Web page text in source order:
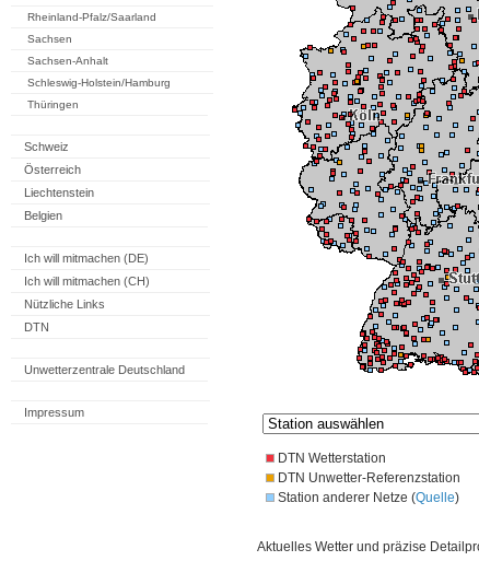
Rheinland-Pfalz/Saarland
Sachsen
Sachsen-Anhalt
Schleswig-Holstein/Hamburg
Thüringen
Schweiz
Österreich
Liechtenstein
Belgien
Ich will mitmachen (DE)
Ich will mitmachen (CH)
Nützliche Links
DTN
Unwetterzentrale Deutschland
Impressum
DTN Wetterstation
DTN Unwetter-Referenzstation
Station anderer Netze (Quelle)
Aktuelles Wetter und präzise